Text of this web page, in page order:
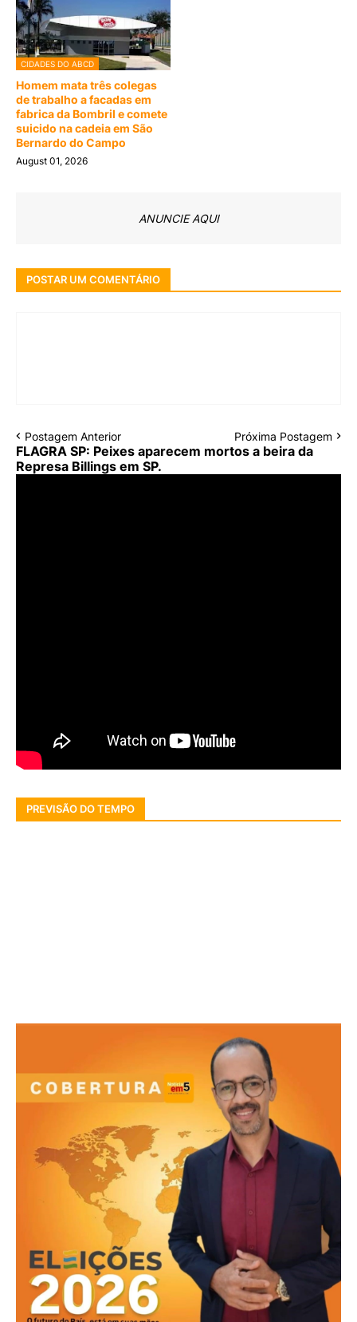
CIDADES DO ABCD
Homem mata três colegas
de trabalho a facadas em
fabrica da Bombril e comete
suicido na cadeia em São
Bernardo do Campo
August 01, 2026
ANUNCIE AQUI
POSTAR UM COMENTÁRIO
Postagem Anterior Próxima Postagem
FLAGRA SP: Peixes aparecem mortos a beira da
Represa Billings em SP.
PREVISÃO DO TEMPO